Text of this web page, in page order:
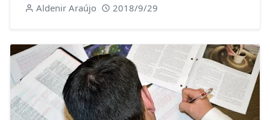
Aldenir Araújo 2018/9/29